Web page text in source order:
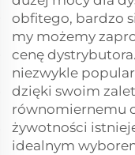
obfitego, bardzo
my możemy
cenę
niezwykle
dzięki swoim
równomiernemu
żywotności
idealnym